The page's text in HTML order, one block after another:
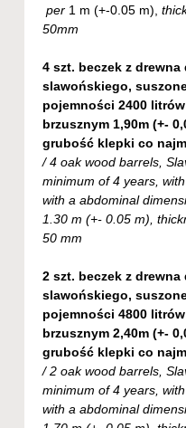
per 1 m (+-0.05 m),
50mm
4 szt. beczek z
slawońskiego,
pojemności 2400
brzusznym 1,90m (+-
grubość klepki co
/ 4 oak wood barrels,
minimum of 4 years,
with a abdominal
1.30 m (+- 0.05 m),
50 mm
2 szt. beczek z
slawońskiego,
pojemności 4800
brzusznym 2,40m (+-
grubość klepki co
/ 2 oak wood barrels,
minimum of 4 years,
with a abdominal